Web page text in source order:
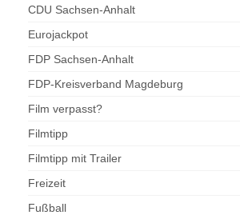
CDU Sachsen-Anhalt
Eurojackpot
FDP Sachsen-Anhalt
FDP-Kreisverband Magdeburg
Film verpasst?
Filmtipp
Filmtipp mit Trailer
Freizeit
Fußball